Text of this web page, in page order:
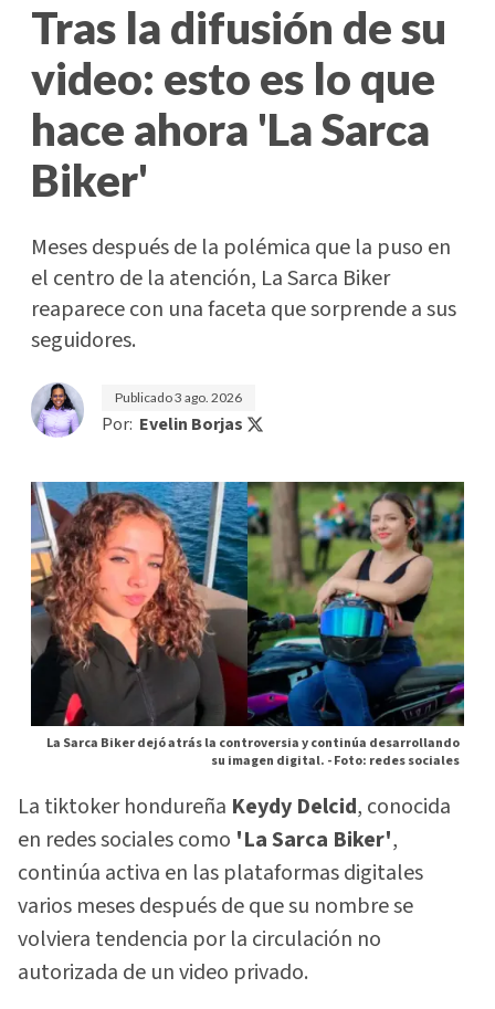
Tras la difusión de su
video: esto es lo que
hace ahora 'La Sarca
Biker'
Meses después de la polémica que la puso en
el centro de la atención, La Sarca Biker
reaparece con una faceta que sorprende a sus
seguidores.
Publicado3 ago. 2026
Por: Evelin Borjas
La Sarca Biker dejó atrás la controversia y continúa desarrollando
su imagen digital. -Foto: redes sociales
La tiktoker hondureña Keydy Delcid, conocida
en redes sociales como 'La Sarca Biker',
continúa activa en las plataformas digitales
varios meses después de que su nombre se
volviera tendencia por la circulación no
autorizada de un video privado.